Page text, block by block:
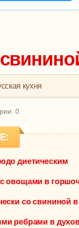
кухня
0
диетическим
овощами в
со свининой
ребрами в